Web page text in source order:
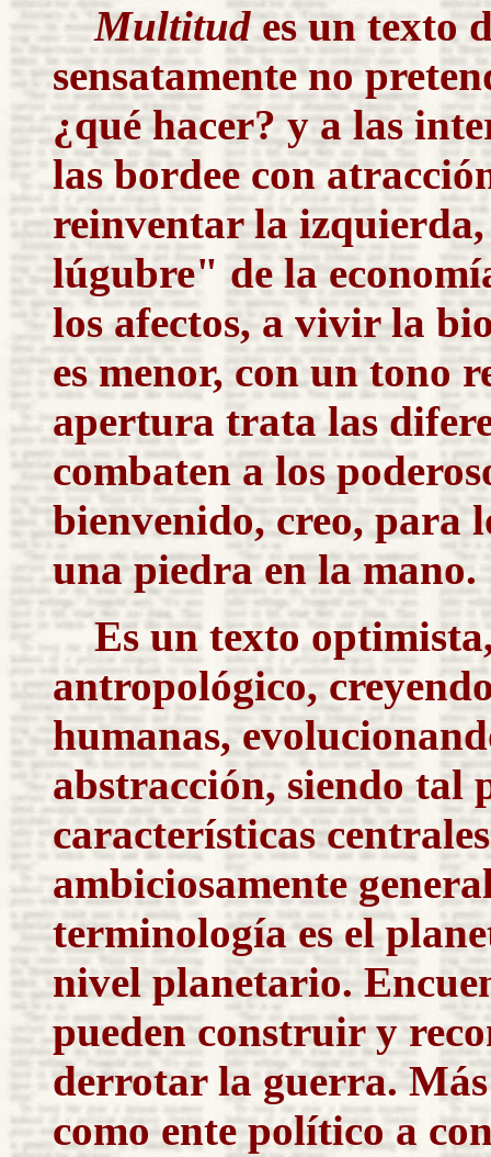
Multitudes un texto
sensatamente no
¿qué hacer? y a las
las bordee con
reinventar la
lúgubre" de la
los afectos, a vivir la
es menor, con un tono
apertura trata las
combaten a los
bienvenido, creo, para
una piedra en la mano.
Es un texto
antropológico,
humanas,
abstracción, siendo tal
características
ambiciosamente
terminología es el
nivel planetario.
pueden construir y
derrotar la guerra.
como ente político a